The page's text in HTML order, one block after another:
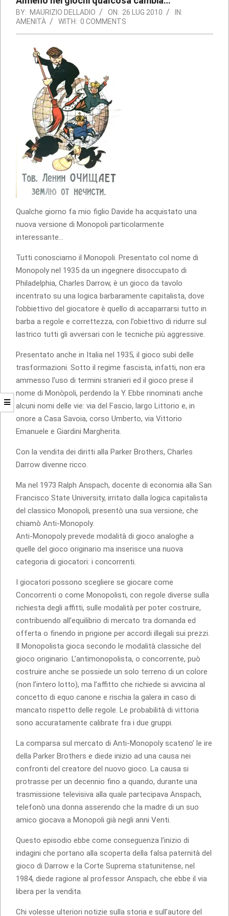
BY: MAURIZIO DELLADIO ON: 26 LUG 2010
IN:
AMENITÀ
WITH: 0 COMMENTS
Qualche giorno fa mio figlio Davide ha acquistato una
nuova versione di Monopoli particolarmente
interessante…
Tutti conosciamo il Monopoli. Presentato col nome di
Monopoly nel 1935 da un ingegnere disoccupato di
Philadelphia, Charles Darrow, è un gioco da tavolo
incentrato su una logica barbaramente capitalista, dove
l’obbiettivo del giocatore è quello di accaparrarsi tutto in
barba a regole e correttezza, con l’obiettivo di ridurre sul
lastrico tutti gli avversari con le tecniche più aggressive.
Presentato anche in Italia nel 1935, il gioco subì delle
trasformazioni. Sotto il regime fascista, infatti, non era
ammesso l’uso di termini stranieri ed il gioco prese il
nome di Monòpoli, perdendo la Y. Ebbe rinominati anche
alcuni nomi delle vie: via del Fascio, largo Littorio e, in
onore a Casa Savoia, corso Umberto, via Vittorio
Emanuele e Giardini Margherita.
Con la vendita dei diritti alla Parker Brothers, Charles
Darrow divenne ricco.
Ma nel 1973 Ralph Anspach, docente di economia alla San
Francisco State University, irritato dalla logica capitalista
del classico Monopoli, presentò una sua versione, che
chiamò Anti-Monopoly.
Anti-Monopoly prevede modalità di gioco analoghe a
quelle del gioco originario ma inserisce una nuova
categoria di giocatori: i concorrenti.
I giocatori possono scegliere se giocare come
Concorrenti o come Monopolisti, con regole diverse sulla
richiesta degli affitti, sulle modalità per poter costruire,
contribuendo all’equilibrio di mercato tra domanda ed
offerta o finendo in prigione per accordi illegali sui prezzi.
Il Monopolista gioca secondo le modalità classiche del
gioco originario. L’antimonopolista, o concorrente, può
costruire anche se possiede un solo terreno di un colore
(non l’intero lotto), ma l’affitto che richiede si avvicina al
concetto di equo canone e rischia la galera in caso di
mancato rispetto delle regole. Le probabilità di vittoria
sono accuratamente calibrate fra i due gruppi.
La comparsa sul mercato di Anti-Monopoly scateno’ le ire
della Parker Brothers e diede inizio ad una causa nei
confronti del creatore del nuovo gioco. La causa si
protrasse per un decennio fino a quando, durante una
trasmissione televisiva alla quale partecipava Anspach,
telefonò una donna asserendo che la madre di un suo
amico giocava a Monopoli già negli anni Venti.
Questo episodio ebbe come conseguenza l’inizio di
indagini che portano alla scoperta della falsa paternità del
gioco di Darrow e la Corte Suprema statunitense, nel
1984, diede ragione al professor Anspach, che ebbe il via
libera per la vendita.
Chi volesse ulteriori notizie sulla storia e sull’autore del